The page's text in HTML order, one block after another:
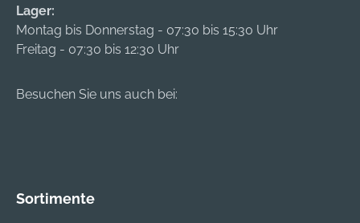
Lager:
Montag bis Donnerstag - 07:30 bis 15:30 Uhr
Freitag - 07:30 bis 12:30 Uhr
Besuchen Sie uns auch bei:
Sortimente